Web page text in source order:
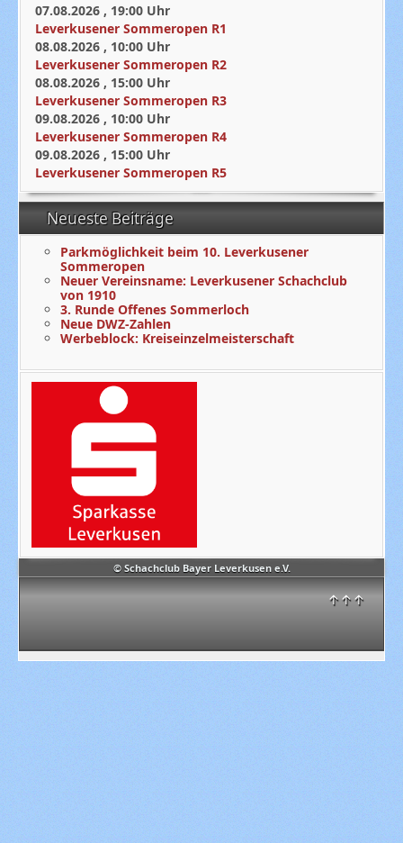
© Schachclub Bayer Leverkusen e.V.
↑↑↑
07.08.2026 , 19:00 Uhr
Leverkusener Sommeropen R1
08.08.2026 , 10:00 Uhr
Leverkusener Sommeropen R2
08.08.2026 , 15:00 Uhr
Leverkusener Sommeropen R3
09.08.2026 , 10:00 Uhr
Leverkusener Sommeropen R4
09.08.2026 , 15:00 Uhr
Leverkusener Sommeropen R5
Neueste Beiträge
Parkmöglichkeit beim 10. Leverkusener
Sommeropen
Neuer Vereinsname: Leverkusener Schachclub
von 1910
3. Runde Offenes Sommerloch
Neue DWZ-Zahlen
Werbeblock: Kreiseinzelmeisterschaft